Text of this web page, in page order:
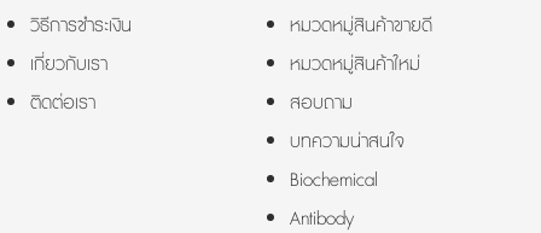
วิธีการชำระเงิน
เกี่ยวกับเรา
ติดต่อเรา
หมวดหมู่สินค้าขายดี
หมวดหมู่สินค้าใหม่
สอบถาม
บทความน่าสนใจ
Biochemical
Antibody